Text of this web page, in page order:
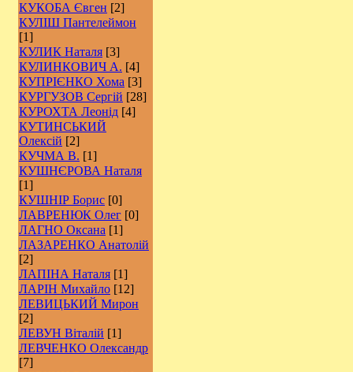
КУКОБА Євген [2]
КУЛІШ Пантелеймон
[1]
КУЛИК Наталя [3]
КУЛИНКОВИЧ А. [4]
КУПРІЄНКО Хома [3]
КУРГУЗОВ Сергій [28]
КУРОХТА Леонід [4]
КУТИНСЬКИЙ
Олексій [2]
КУЧМА В. [1]
КУШНЄРОВА Наталя
[1]
КУШНІР Борис [0]
ЛАВРЕНЮК Олег [0]
ЛАГНО Оксана [1]
ЛАЗАРЕНКО Анатолій
[2]
ЛАПІНА Наталя [1]
ЛАРІН Михайло [12]
ЛЕВИЦЬКИЙ Мирон
[2]
ЛЕВУН Віталій [1]
ЛЕВЧЕНКО Олександр
[7]